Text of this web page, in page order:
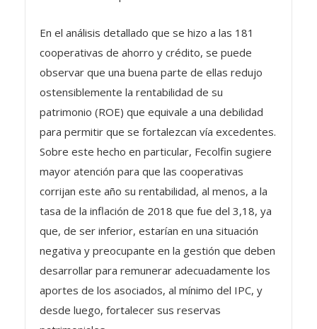
cooperativas de ahorro y crédito, se puede
observar que una buena parte de ellas redujo
ostensiblemente la rentabilidad de su
patrimonio (ROE) que equivale a una debilidad
para permitir que se fortalezcan vía excedentes.
Sobre este hecho en particular, Fecolfin sugiere
mayor atención para que las cooperativas
corrijan este año su rentabilidad, al menos, a la
tasa de la inflación de 2018 que fue del 3,18, ya
que, de ser inferior, estarían en una situación
negativa y preocupante en la gestión que deben
desarrollar para remunerar adecuadamente los
aportes de los asociados, al mínimo del IPC, y
desde luego, fortalecer sus reservas
patrimoniales.